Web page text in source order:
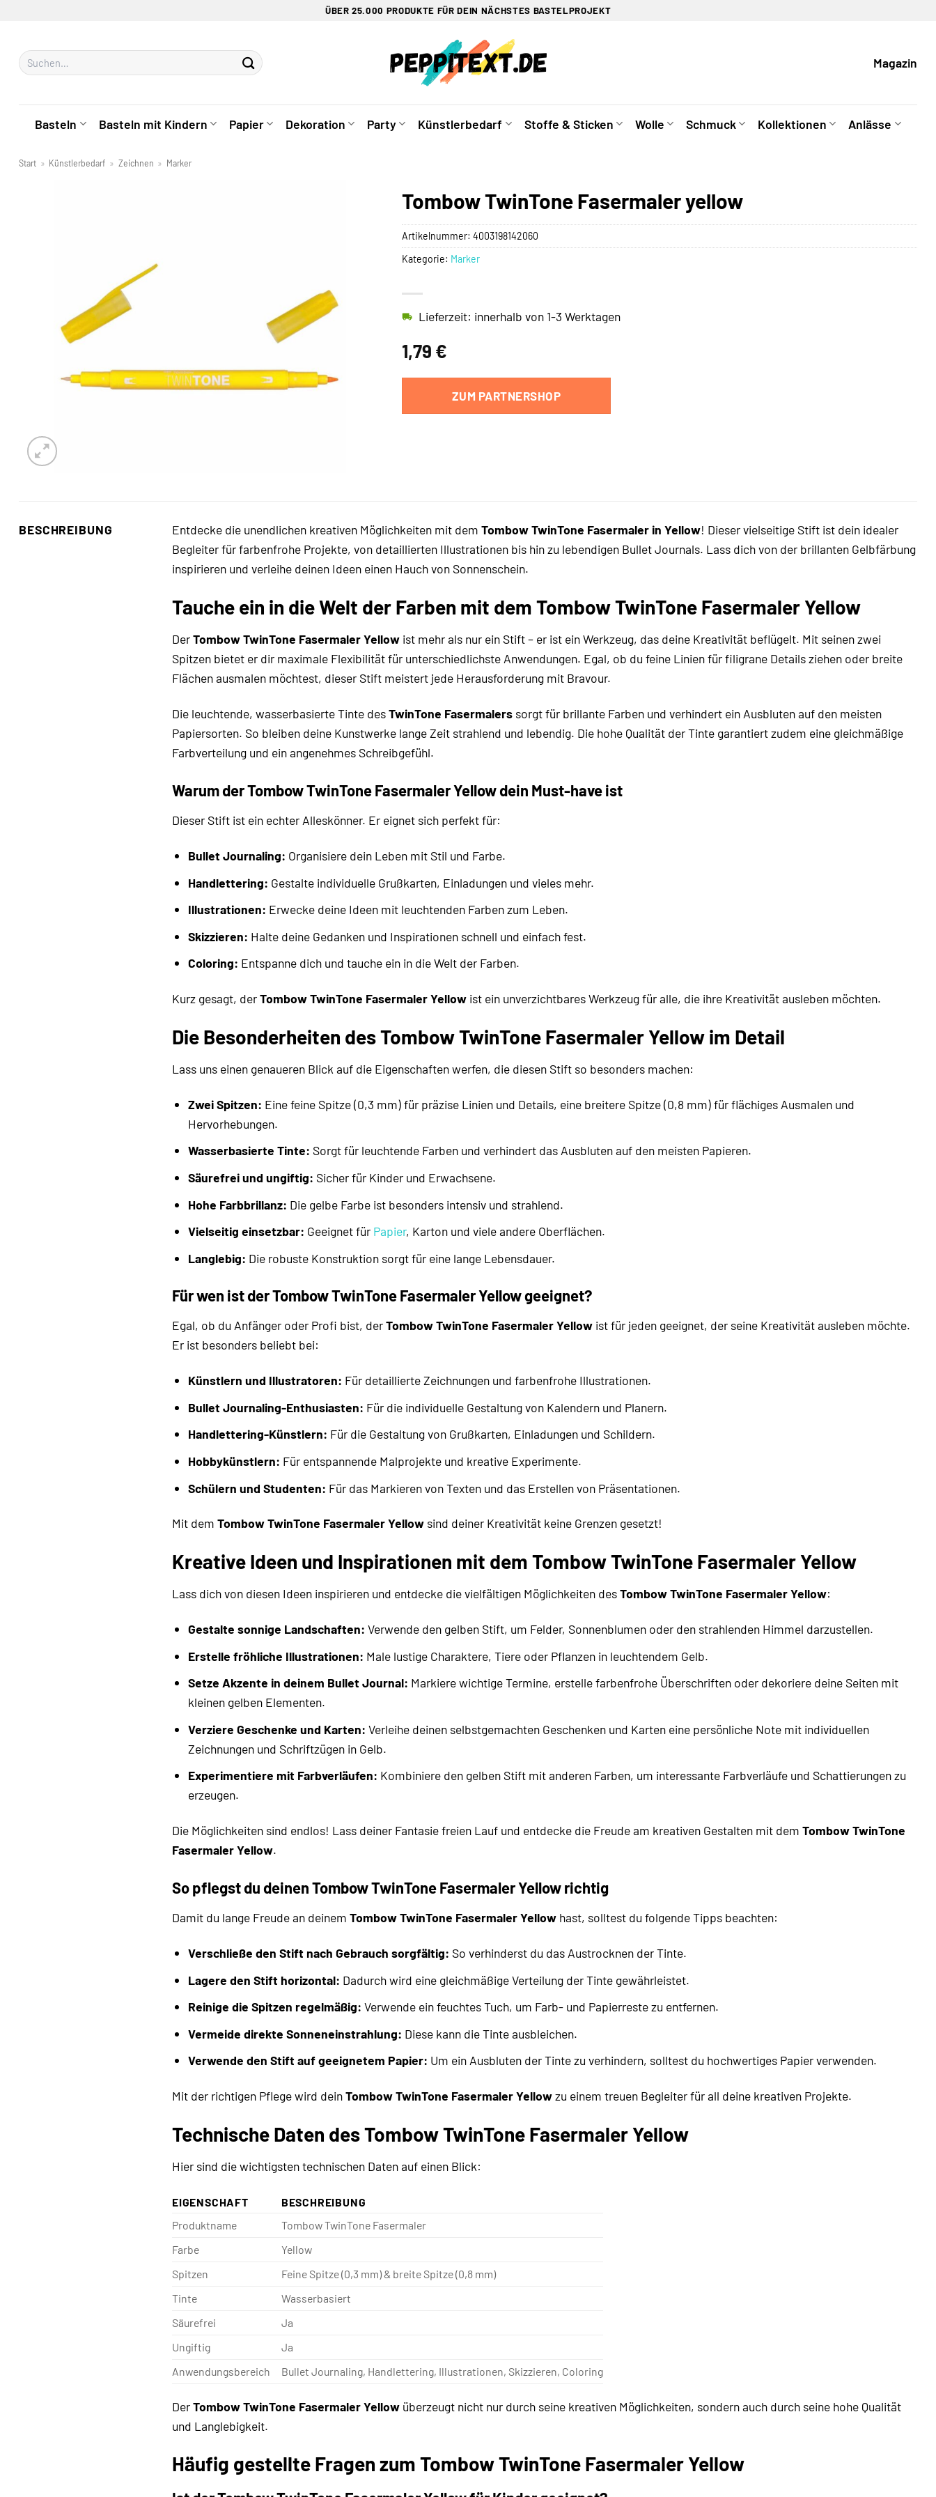
springen
ÜBER 25.000 PRODUKTE FÜR DEIN NÄCHSTES BASTELPROJEKT
Suchen
nach:
Magazin
Basteln Basteln mit Kindern Papier Dekoration Party Künstlerbedarf Stoffe & Sticken Wolle Schmuck Kollektionen Anlässe
Start » Künstlerbedarf » Zeichnen » Marker
Tombow TwinTone Fasermaler yellow
1,79 €
Lieferzeit: innerhalb von 1-3 Werktagen
ZUM PARTNERSHOP
Artikelnummer: 4003198142060
Kategorie: Marker
BESCHREIBUNG Entdecke die unendlichen kreativen Möglichkeiten mit dem Tombow TwinTone Fasermaler in Yellow! Dieser vielseitige Stift ist dein idealer
Begleiter für farbenfrohe Projekte, von detaillierten Illustrationen bis hin zu lebendigen Bullet Journals. Lass dich von der brillanten Gelbfärbung
inspirieren und verleihe deinen Ideen einen Hauch von Sonnenschein.
Tauche ein in die Welt der Farben mit dem Tombow TwinTone Fasermaler Yellow
DerTombow TwinTone Fasermaler Yellow ist mehr als nur ein Stift – er ist ein Werkzeug, das deine Kreativität beflügelt. Mit seinen zwei
Spitzen bietet er dir maximale Flexibilität für unterschiedlichste Anwendungen. Egal, ob du feine Linien für filigrane Details ziehen oder breite
Flächen ausmalen möchtest, dieser Stift meistert jede Herausforderung mit Bravour.
Die leuchtende, wasserbasierte Tinte desTwinTone Fasermalers sorgt für brillante Farben und verhindert ein Ausbluten auf den meisten
Papiersorten. So bleiben deine Kunstwerke lange Zeit strahlend und lebendig. Die hohe Qualität der Tinte garantiert zudem eine gleichmäßige
Farbverteilung und ein angenehmes Schreibgefühl.
Warum der Tombow TwinTone Fasermaler Yellow dein Must-have ist
Dieser Stift ist ein echter Alleskönner. Er eignet sich perfekt für:
Bullet Journaling: Organisiere dein Leben mit Stil und Farbe.
Handlettering: Gestalte individuelle Grußkarten, Einladungen und vieles mehr.
Illustrationen: Erwecke deine Ideen mit leuchtenden Farben zum Leben.
Skizzieren: Halte deine Gedanken und Inspirationen schnell und einfach fest.
Coloring: Entspanne dich und tauche ein in die Welt der Farben.
Kurz gesagt, derTombow TwinTone Fasermaler Yellow ist ein unverzichtbares Werkzeug für alle, die ihre Kreativität ausleben möchten.
Die Besonderheiten des Tombow TwinTone Fasermaler Yellow im Detail
Lass uns einen genaueren Blick auf die Eigenschaften werfen, die diesen Stift so besonders machen:
Zwei Spitzen: Eine feine Spitze (0,3 mm) für präzise Linien und Details, eine breitere Spitze (0,8 mm) für flächiges Ausmalen und
Hervorhebungen.
Wasserbasierte Tinte: Sorgt für leuchtende Farben und verhindert das Ausbluten auf den meisten Papieren.
Säurefrei und ungiftig: Sicher für Kinder und Erwachsene.
Hohe Farbbrillanz: Die gelbe Farbe ist besonders intensiv und strahlend.
Vielseitig einsetzbar: Geeignet für Papier, Karton und viele andere Oberflächen.
Langlebig: Die robuste Konstruktion sorgt für eine lange Lebensdauer.
Für wen ist der Tombow TwinTone Fasermaler Yellow geeignet?
Egal, ob du Anfänger oder Profi bist, derTombow TwinTone Fasermaler Yellow ist für jeden geeignet, der seine Kreativität ausleben möchte.
Er ist besonders beliebt bei:
Künstlern und Illustratoren: Für detaillierte Zeichnungen und farbenfrohe Illustrationen.
Bullet Journaling-Enthusiasten: Für die individuelle Gestaltung von Kalendern und Planern.
Handlettering-Künstlern: Für die Gestaltung von Grußkarten, Einladungen und Schildern.
Hobbykünstlern: Für entspannende Malprojekte und kreative Experimente.
Schülern und Studenten: Für das Markieren von Texten und das Erstellen von Präsentationen.
Mit dem Tombow TwinTone Fasermaler Yellow sind deiner Kreativität keine Grenzen gesetzt!
Kreative Ideen und Inspirationen mit dem Tombow TwinTone Fasermaler Yellow
Lass dich von diesen Ideen inspirieren und entdecke die vielfältigen Möglichkeiten desTombow TwinTone Fasermaler Yellow:
Gestalte sonnige Landschaften: Verwende den gelben Stift, um Felder, Sonnenblumen oder den strahlenden Himmel darzustellen.
Erstelle fröhliche Illustrationen: Male lustige Charaktere, Tiere oder Pflanzen in leuchtendem Gelb.
Setze Akzente in deinem Bullet Journal: Markiere wichtige Termine, erstelle farbenfrohe Überschriften oder dekoriere deine Seiten mit
kleinen gelben Elementen.
Verziere Geschenke und Karten: Verleihe deinen selbstgemachten Geschenken und Karten eine persönliche Note mit individuellen
Zeichnungen und Schriftzügen in Gelb.
Experimentiere mit Farbverläufen: Kombiniere den gelben Stift mit anderen Farben, um interessante Farbverläufe und Schattierungen zu
erzeugen.
Die Möglichkeiten sind endlos! Lass deiner Fantasie freien Lauf und entdecke die Freude am kreativen Gestalten mit dem Tombow TwinTone
Fasermaler Yellow.
So pflegst du deinen Tombow TwinTone Fasermaler Yellow richtig
Damit du lange Freude an deinem Tombow TwinTone Fasermaler Yellow hast, solltest du folgende Tipps beachten:
Verschließe den Stift nach Gebrauch sorgfältig: So verhinderst du das Austrocknen der Tinte.
Lagere den Stift horizontal: Dadurch wird eine gleichmäßige Verteilung der Tinte gewährleistet.
Reinige die Spitzen regelmäßig: Verwende ein feuchtes Tuch, um Farb- und Papierreste zu entfernen.
Vermeide direkte Sonneneinstrahlung: Diese kann die Tinte ausbleichen.
Verwende den Stift auf geeignetem Papier: Um ein Ausbluten der Tinte zu verhindern, solltest du hochwertiges Papier verwenden.
Mit der richtigen Pflege wird deinTombow TwinTone Fasermaler Yellowzu einem treuen Begleiter für all deine kreativen Projekte.
Technische Daten des Tombow TwinTone Fasermaler Yellow
Hier sind die wichtigsten technischen Daten auf einen Blick:
EIGENSCHAFT
BESCHREIBUNG
Produktname
Tombow TwinTone Fasermaler
Farbe
Yellow
Spitzen
Feine Spitze (0,3 mm) & breite Spitze (0,8 mm)
Tinte
Wasserbasiert
Säurefrei
Ja
Ungiftig
Ja
Anwendungsbereich
Bullet Journaling, Handlettering, Illustrationen, Skizzieren, Coloring
DerTombow TwinTone Fasermaler Yellow überzeugt nicht nur durch seine kreativen Möglichkeiten, sondern auch durch seine hohe Qualität
und Langlebigkeit.
Häufig gestellte Fragen zum Tombow TwinTone Fasermaler Yellow